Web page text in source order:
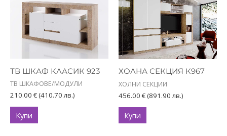
ТВ ШКАФ КЛАСИК 923
ТВ ШКАФОВЕ/МОДУЛИ
210.00 €(410.70 лв.)
Купи
ХОЛНА СЕКЦИЯ К967
ХОЛНИ СЕКЦИИ
456.00 €(891.90 лв.)
Купи